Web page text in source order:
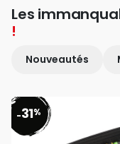
Les
!
Nouveautés
-31%